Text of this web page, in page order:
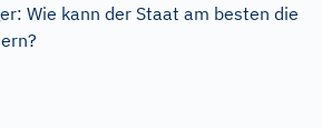
Wie kann der Staat am besten die